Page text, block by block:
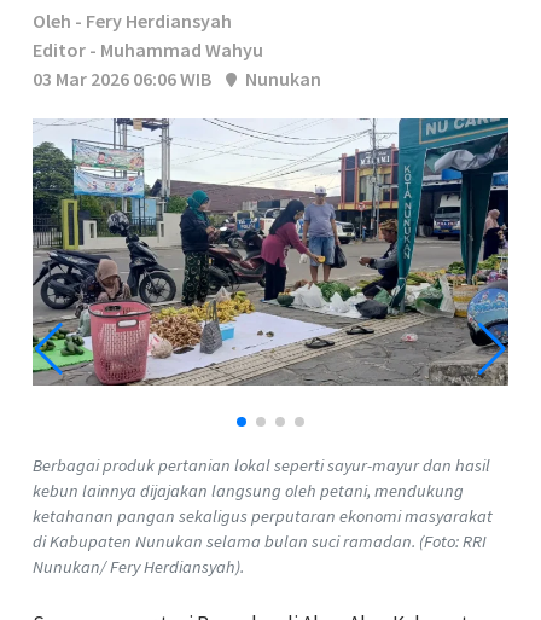
Oleh - Fery Herdiansyah
Editor - Muhammad Wahyu
03 Mar 2026 06:06 WIB
Nunukan
Berbagai produk pertanian lokal seperti sayur-mayur dan hasil
kebun lainnya dijajakan langsung oleh petani, mendukung
ketahanan pangan sekaligus perputaran ekonomi masyarakat
di Kabupaten Nunukan selama bulan suci ramadan. (Foto: RRI
Nunukan/ Fery Herdiansyah).